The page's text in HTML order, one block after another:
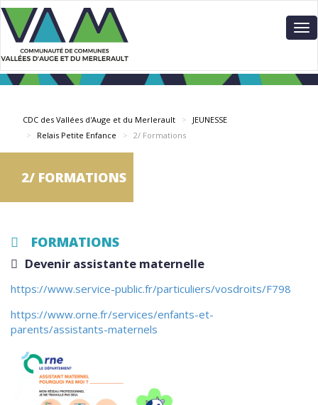
Aller
au
contenu
principal
CDC des Vallées d'Auge et du Merlerault
JEUNESSE
Relais Petite Enfance
2/ Formations
2/ FORMATIONS
FORMATIONS
Devenir assistante maternelle
https://www.service-public.fr/particuliers/vosdroits/F798
https://www.orne.fr/services/enfants-et-
parents/assistants-maternels
Panneau de gestion des cookies